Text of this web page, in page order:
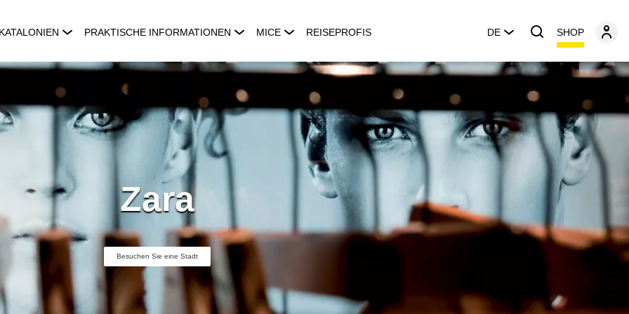
PRAKTISCHE INFORMATIONEN MICE REISEPROFIS DE SHOP
Zara
Besuchen Sie eine Stadt